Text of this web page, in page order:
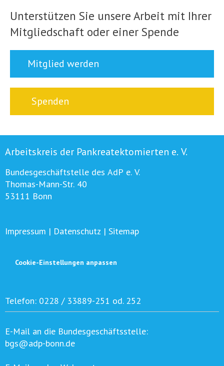
Unterstützen Sie unsere Arbeit mit Ihrer
Mitgliedschaft oder einer Spende
Mitglied werden
Spenden
Arbeitskreis der Pankreatektomierten e. V.
Bundesgeschäftstelle des AdP e. V.
Thomas-Mann-Str. 40
53111 Bonn
Impressum | Datenschutz | Sitemap
Cookie-Einstellungen anpassen
Telefon: 0228 / 33889-251 od. 252
E-Mail an die Bundesgeschäftsstelle:
bgs@adp-bonn.de